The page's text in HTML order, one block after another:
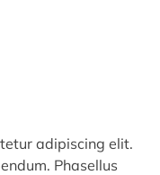
adipiscing elit.
Phasellus